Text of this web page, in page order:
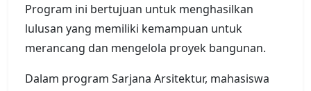
Program ini bertujuan untuk menghasilkan
lulusan yang memiliki kemampuan untuk
merancang dan mengelola proyek bangunan.
Dalam program Sarjana Arsitektur, mahasiswa